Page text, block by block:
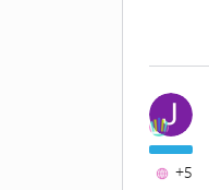
+5